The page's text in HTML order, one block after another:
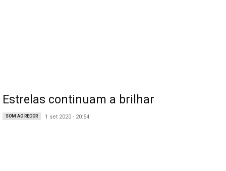
Estrelas continuam a brilhar
SOM AO REDOR 1 set 2020 - 20:54